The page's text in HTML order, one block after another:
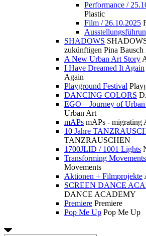
Performance /
Plastic
Film / 26.10.2025
SHADOWS
zukünftigen Pina Bausch
A New Urban Art Story
I Have Dreamed It Again
Again
Playground Festival
DANCING COLORS
EGO – Journey of
Urban Art
mAPs mAPs - migrating
10 Jahre
TANZRAUSCHEN
1700JLID / 1001 Lights
Transforming Movements
Movements
Aktionen + Filmprojekte
SCREEN DANCE
DANCE ACADEMY
Premiere Premiere
Pop Me Up Pop Me Up